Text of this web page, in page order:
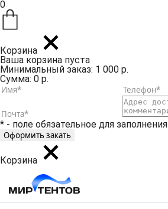
0
Корзина
Ваша корзина пуста
Минимальный заказ: 1 000 р.
Сумма: 0 р.
* - поле обязательное для заполнения
Корзина